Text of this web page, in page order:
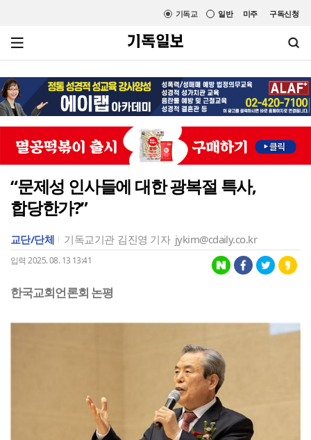
미주 구독신청
일반
기독교
“문제성 인사들에 대한 광복절 특사,
합당한가?”
교단/단체 기독교기관 김진영 기자 jykim@cdaily.co.kr
입력 2025. 08. 13 13:41
한국교회언론회 논평